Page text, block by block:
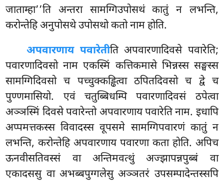
जाताम्हा’’ति अन्तरा सामग्गिउपोसथं कातुं न लभन्ति,
करोन्तेहि अनुपोसथे उपोसथो कतो नाम होति.
अपवारणाय पवारेतीति अपवारणादिवसे पवारेति;
पवारणादिवसो नाम एकस्मिं कत्तिकमासे भिन्नस्स सङ्घस्स
सामग्गिदिवसो च पच्चुक्कड्ढित्वा ठपितदिवसो च द्वे च
पुण्णमासियो. एवं चतुब्बिधम्पि पवारणादिवसं ठपेत्वा
अञ्ञस्मिं दिवसे पवारेन्तो अपवारणाय पवारेति नाम. इधापि
अप्पमत्तकस्स विवादस्स वूपसमे सामग्गिपवारणं कातुं न
लभन्ति, करोन्तेहि अपवारणाय पवारणा कता होति. अपिच
ऊनवीसतिवस्सं वा अन्तिमवत्थुं अज्झापन्नपुब्बं वा
एकादससु वा अभब्बपुग्गलेसु अञ्ञतरं उपसम्पादेन्तस्सपि